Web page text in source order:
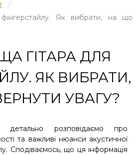
/
Як вибрати, на що
ГІТАРА ДЛЯ
ЯК ВИБРАТИ,
УВАГУ?
детально розповідаємо про
та важливі нюанси акустичної
Сподіваємось, що ця інформація